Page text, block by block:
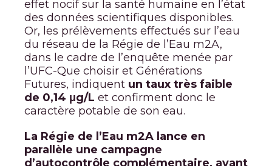
effet nocif sur la santé humaine en l’état
des données scientifiques disponibles.
Or, les prélèvements effectués sur l’eau
du réseau de la Régie de l’Eau m2A,
dans le cadre de l’enquête menée par
l’UFC-Que choisir et Générations
Futures, indiquent un taux très faible
de 0,14 μg/L et confirment donc le
caractère potable de son eau.
La Régie de l’Eau m2A lance en
parallèle une campagne
d’autocontrôle complémentaire, avant